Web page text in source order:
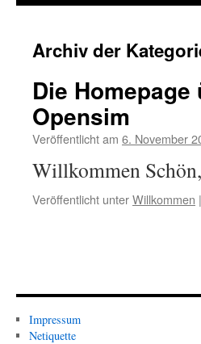
Archiv der
Die
Opensim
Veröffentlicht am 6. November
Willkommen
Veröffentlicht unterWillkommen |
Impressum
Netiquette